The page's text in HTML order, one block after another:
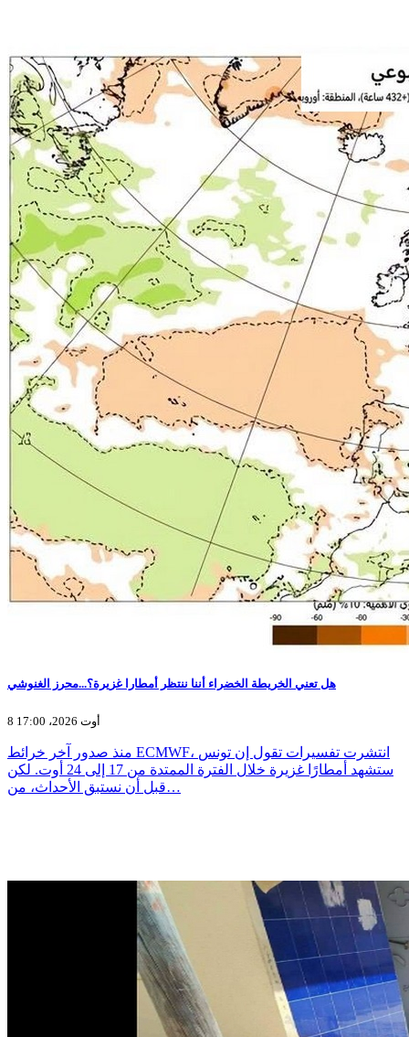
هل تعني الخريطة الخضراء أننا ننتظر أمطارا غزيرة؟...محرز الغنوشي
8 أوت 2026، 17:00
منذ صدور آخر خرائط ECMWF، انتشرت تفسيرات تقول إن تونس
ستشهد أمطارًا غزيرة خلال الفترة الممتدة من 17 إلى 24 أوت. لكن
قبل أن نستبق الأحداث، من…